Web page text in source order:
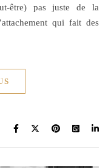
être) pas juste de la
qui fait des